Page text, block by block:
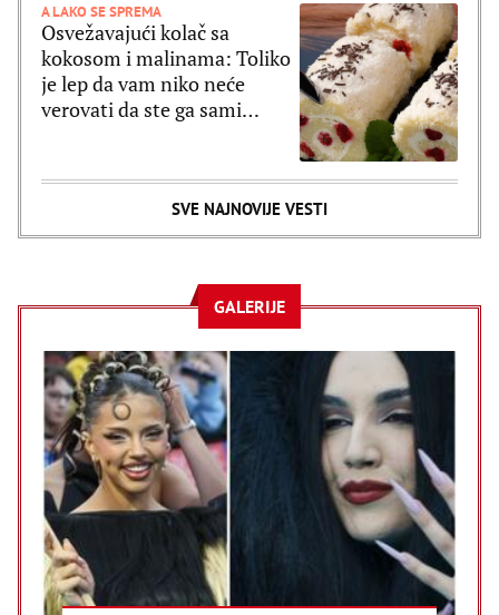
A LAKO SE SPREMA
Osvežavajući kolač sa
kokosom i malinama: Toliko
je lep da vam niko neće
verovati da ste ga sami
SVE NAJNOVIJE VESTI
GALERIJE